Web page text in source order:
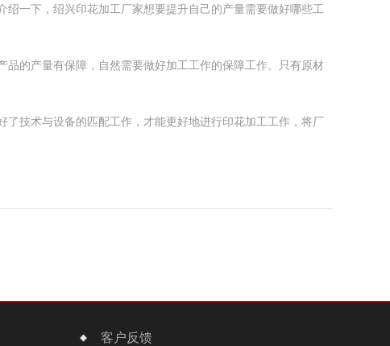
一下，绍兴印花加工厂家想要提升自己的产量需要做好哪些工
的产量有保障，自然需要做好加工工作的保障工作。只有原材
技术与设备的匹配工作，才能更好地进行印花加工工作，将厂
客户反馈